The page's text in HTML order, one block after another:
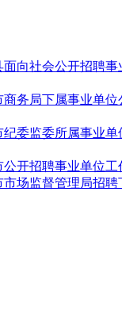
面向社会公开招聘
商务局下属事业单
纪委监委所属事业
公开招聘事业单位
市场监督管理局招